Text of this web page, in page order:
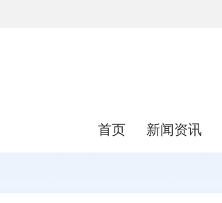
首页 新闻资讯